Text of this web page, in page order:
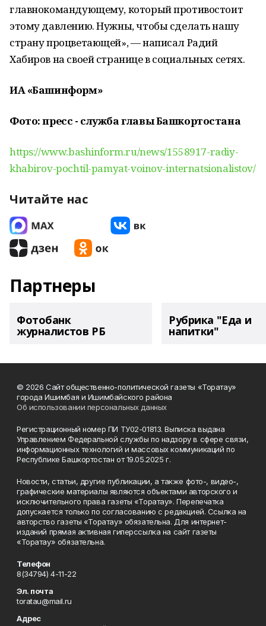
главнокомандующему, который противостоит
этому давлению. Нужны, чтобы сделать нашу
страну процветающей», — написал Радий
Хабиров на своей странице в социальных сетях.
ИА «Башинформ»
Фото: пресс - служба главы Башкортостана
https://www.bashinform.ru/news/1558917-radiy-
khabirov-pochtil-pamyat-voinov-internatsionalistov/
Читайте нас
Партнеры
Фотобанк
журналистов РБ
Рубрика "Еда и
напитки"
© 2026 Сайт общественно-политической газеты «Торатау»
города Ишимбая и Ишимбайского района
Об использовании персональных данных
Регистрационный номер ПИ ТУ02-01813. Выписка выдана
Управлением Федеральной службы по надзору в сфере связи,
информационных технологий и массовых коммуникаций по
Республике Башкортостан от 19.05.2025 г.
Новости, статьи, другие публикации, а также фото-, видео-,
графические материалы являются объектами авторского и
исключительного права газеты «Торатау». Перепечатка
допускается только по согласованию с редакцией. Ссылка на
авторство газеты «Торатау» обязательна. Для интернет-
изданий прямая активная гиперссылка на сайт газеты
«Торатау» обязательна.
Телефон
8(34794) 4-11-22
Эл. почта
toratau@mail.ru
Адрес